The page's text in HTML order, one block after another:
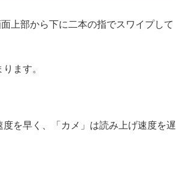
上部から下に二本の指でスワイプして
ます。
を早く、「カメ」は読み上げ速度を遅